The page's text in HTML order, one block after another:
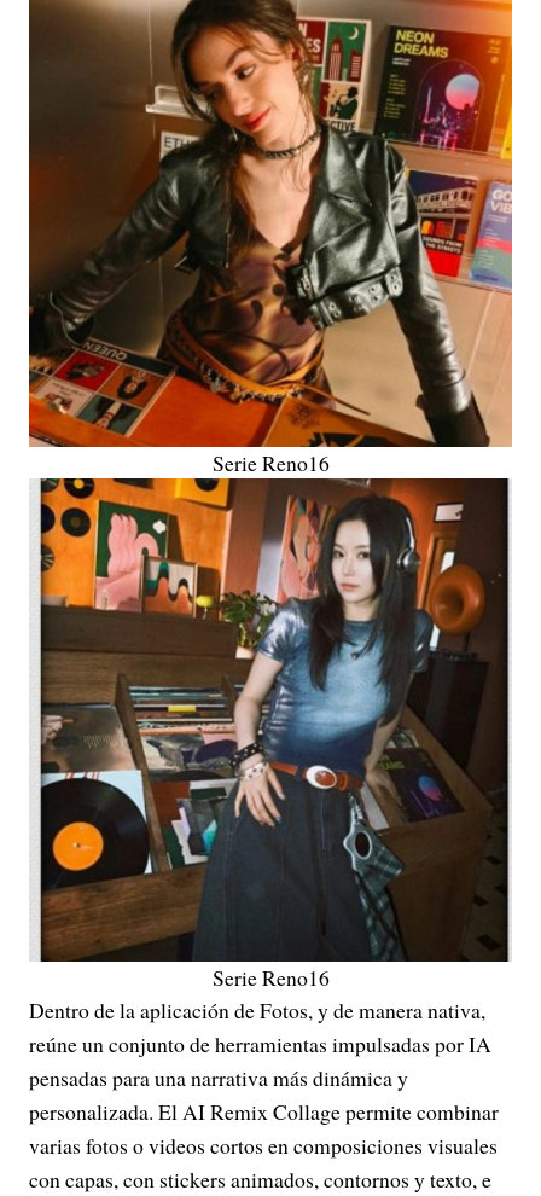
Serie Reno16
Serie Reno16
Dentro de la aplicación de Fotos, y de manera nativa,
reúne un conjunto de herramientas impulsadas por IA
pensadas para una narrativa más dinámica y
personalizada. El AI Remix Collage permite combinar
varias fotos o videos cortos en composiciones visuales
con capas, con stickers animados, contornos y texto, e